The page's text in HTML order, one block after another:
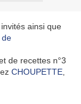
ainsi que
de
de recettes n°3
CHOUPETTE